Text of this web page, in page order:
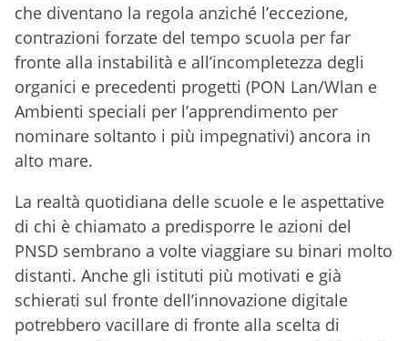
che diventano la regola anziché l’eccezione,
contrazioni forzate del tempo scuola per far
fronte alla instabilità e all’incompletezza degli
organici e precedenti progetti (PON Lan/Wlan e
Ambienti speciali per l’apprendimento per
nominare soltanto i più impegnativi) ancora in
alto mare.
La realtà quotidiana delle scuole e le aspettative
di chi è chiamato a predisporre le azioni del
PNSD sembrano a volte viaggiare su binari molto
distanti. Anche gli istituti più motivati e già
schierati sul fronte dell’innovazione digitale
potrebbero vacillare di fronte alla scelta di